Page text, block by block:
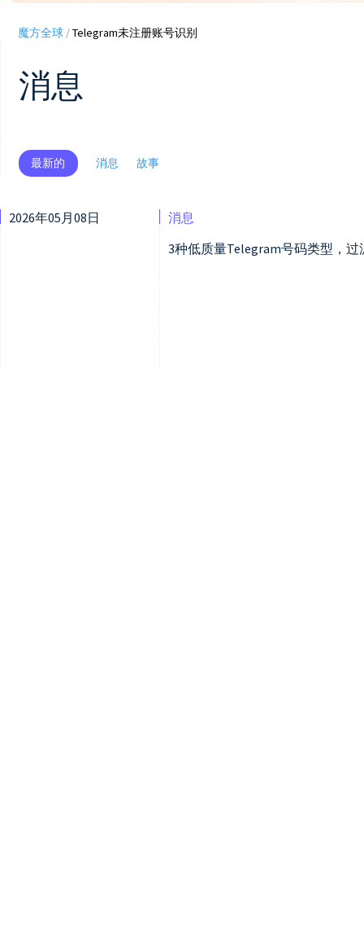
魔方全球/Telegram未注册账号识别
消息
最新的 消息 故事
2026年05月08日
消息
3种低质量Telegram号码类型，